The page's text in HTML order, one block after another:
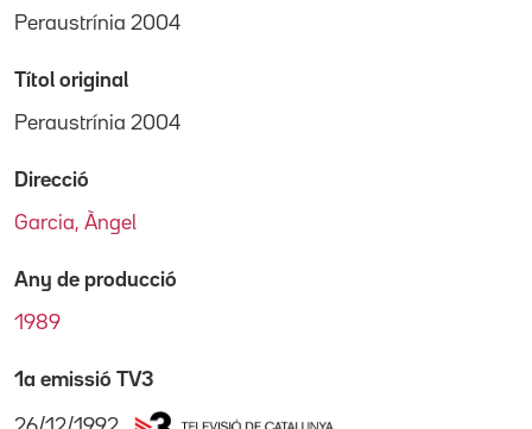
Peraustrínia 2004
Títol original
Peraustrínia 2004
Direcció
Garcia, Àngel
Any de producció
1989
1a emissió TV3